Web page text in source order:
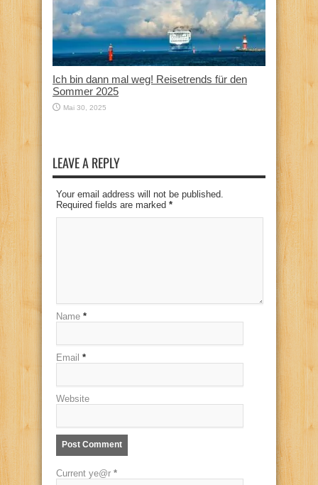
Ich bin dann mal weg! Reisetrends für den
Sommer 2025
Mai 30, 2025
LEAVE A REPLY
Your email address will not be published.
Required fields are marked *
Name *
Email *
Website
Current ye@r *